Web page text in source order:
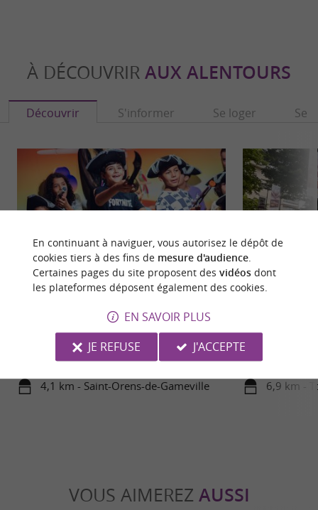
À DÉCOUVRIR AUX ALENTOURS
Découvrir S'informer Se loger Se
les grands près de Toulouse Voilà la destination ...
4,1 km - Saint-Orens-de-Gameville
Déportation
6,9 km -
VOUS AIMEREZ AUSSI
En continuant à naviguer, vous autorisez le dépôt de
cookies tiers à des fins de mesure d'audience.
Certaines pages du site proposent des vidéosdont
les plateformes déposent également des cookies.
EN SAVOIR PLUS
JE REFUSE
J'ACCEPTE